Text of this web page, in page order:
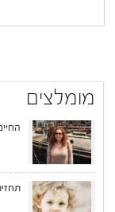
מומלצים